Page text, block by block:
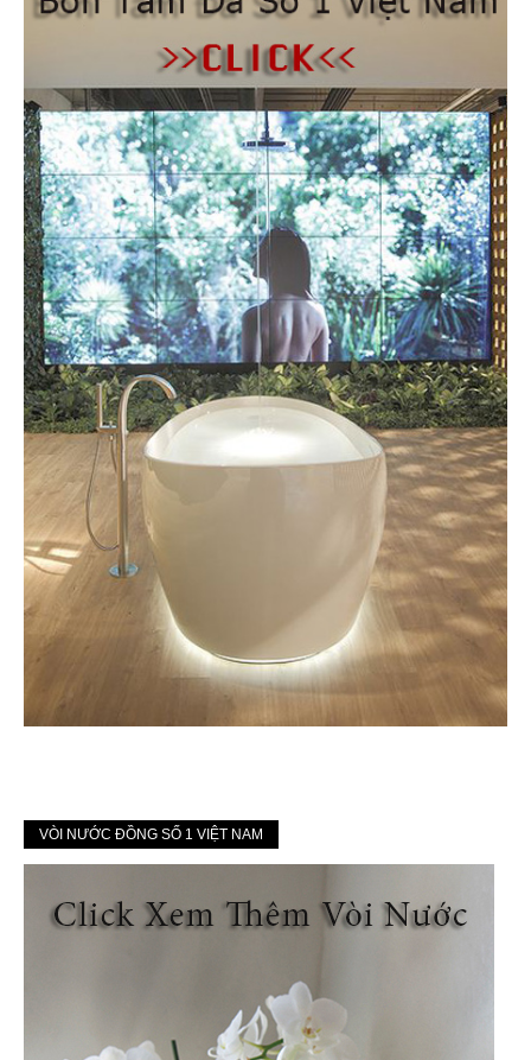
VÒI NƯỚC ĐỒNG SỐ 1 VIỆT NAM